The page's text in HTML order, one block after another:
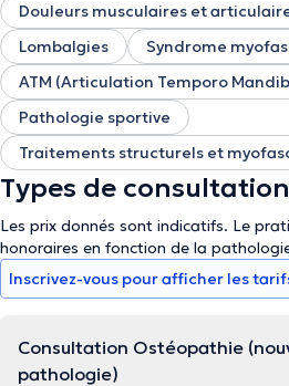
Douleurs musculaires et
Lombalgies
Syndrome
ATM (Articulation Temporo
Pathologie sportive
Traitements structurels et
Types de consultation
Les prix donnés sont indicatifs. Le
honoraires en fonction de la
Inscrivez-vous pour afficher les
Consultation Ostéopathie
pathologie)